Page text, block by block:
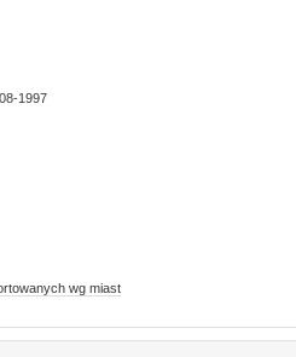
1997
wg miast